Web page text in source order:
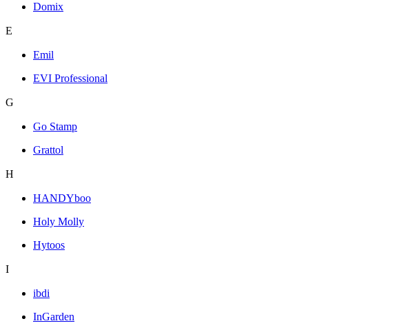
Domix
E
Emil
EVI Professional
G
Go Stamp
Grattol
H
HANDYboo
Holy Molly
Hytoos
I
ibdi
InGarden